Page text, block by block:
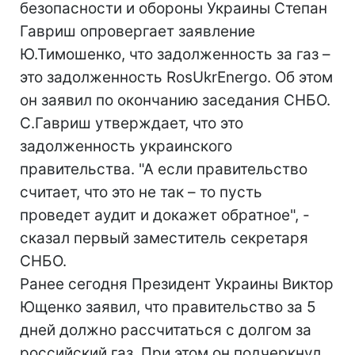
безопасности и обороны Украины Степан
Гавриш опровергает заявление
Ю.Тимошенко, что задолженность за газ –
это задолженность RosUkrEnergo. Об этом
он заявил по окончанию заседания СНБО.
С.Гавриш утверждает, что это
задолженность украинского
правительства. "А если правительство
считает, что это не так – то пусть
проведет аудит и докажет обратное", -
сказал первый заместитель секретаря
СНБО.
Ранее сегодня Президент Украины Виктор
Ющенко заявил, что правительство за 5
дней должно рассчитаться с долгом за